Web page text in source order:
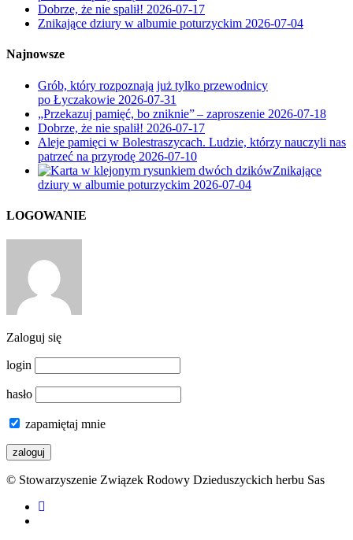
Dobrze, że nie spalił! 2026-07-17
Znikające dziury w albumie poturzyckim 2026-07-04
Najnowsze
Grób, który rozpoznają już tylko przewodnicy
po Łyczakowie 2026-07-31
„Przekazuj pamięć, bo zniknie” – zaproszenie 2026-07-18
Dobrze, że nie spalił! 2026-07-17
Aleje pamięci w Bolestraszycach. Ludzie, którzy nauczyli nas
patrzeć na przyrodę 2026-07-10
Znikające
dziury w albumie poturzyckim 2026-07-04
LOGOWANIE
Zaloguj się
login
hasło
zapamiętaj mnie
© Stowarzyszenie Związek Rodowy Dzieduszyckich herbu Sas
facebook